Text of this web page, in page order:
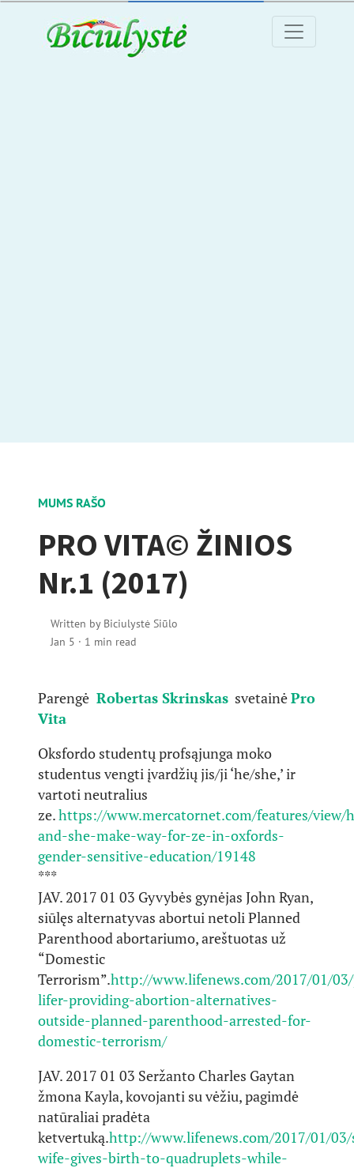
MUMS RAŠO
PRO VITA© ŽINIOS
Nr.1 (2017)
Written by Biciulystė Siūlo
Jan 5 · 1 min read
Parengė Robertas Skrinskas svetainėPro
Vita
Oksfordo studentų profsąjunga moko
studentus vengti įvardžių jis/ji ‘he/she,’ ir
vartoti neutralius
ze.https://www.mercatornet.com/features/view/
and-she-make-way-for-ze-in-oxfords-
gender-sensitive-education/19148
***
JAV. 2017 01 03 Gyvybės gynėjas John Ryan,
siūlęs alternatyvas abortui netoli Planned
Parenthood abortariumo, areštuotas už
“Domestic
Terrorism”.http://www.lifenews.com/2017/01/
lifer-providing-abortion-alternatives-
outside-planned-parenthood-arrested-for-
domestic-terrorism/
JAV. 2017 01 03 Seržanto Charles Gaytan
žmona Kayla, kovojanti su vėžiu, pagimdė
natūraliai pradėta
ketvertuką.http://www.lifenews.com/2017/01/
wife-gives-birth-to-quadruplets-while-